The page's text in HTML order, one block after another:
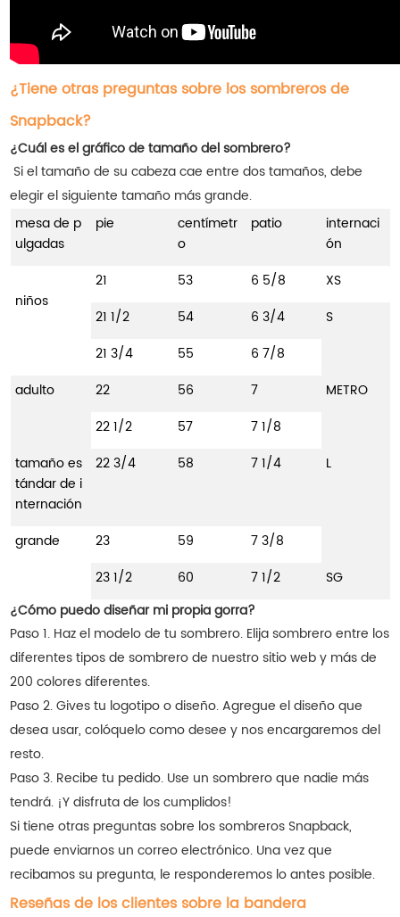
¿Tiene otras preguntas sobre los sombreros de
Snapback?
¿Cuál es el gráfico de tamaño del sombrero?
Si el tamaño de su cabeza cae entre dos tamaños, debe
elegir el siguiente tamaño más grande.
mesa de p
ulgadas
pie
centímetr
o
patio
internaci
ón
niños
21 53 6 5/8
XS
21 1/2
54 6 3/4
S
21 3/4
55
6 7/8
adulto
22 56 7
METRO
22 1/2
57
7 1/8
tamaño es
tándar de i
nternación
22 3/4 58 7 1/4 L
grande 23 59
7 3/8
23 1/2
60 7 1/2
SG
¿Cómo puedo diseñar mi propia gorra?
Paso 1. Haz el modelo de tu sombrero. Elija sombrero entre los
diferentes tipos de sombrero de nuestro sitio web y más de
200 colores diferentes.
Paso 2. Gives tu logotipo o diseño. Agregue el diseño que
desea usar, colóquelo como desee y nos encargaremos del
resto.
Paso 3. Recibe tu pedido. Use un sombrero que nadie más
tendrá. ¡Y disfruta de los cumplidos!
Si tiene otras preguntas sobre los sombreros Snapback,
puede enviarnos un correo electrónico. Una vez que
recibamos su pregunta, le responderemos lo antes posible.
Reseñas de los clientes sobre la bandera